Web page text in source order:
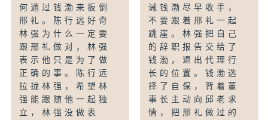
何通过钱渤来扳倒
邢礼。陈行远好奇
林强为什么一定要
跟邢礼做对，林强
表示他只是为了做
正确的事。陈行远
拉拢林强，希望林
强能跟随他一起独
立，林强没做表
诫钱渤尽早收手，
不要跟着邢礼一起
跳崖。林强把自己
的辞职报告交给了
钱渤，退出代理行
长的位置。钱渤选
择了自保，背着董
事长主动向邱老求
情，把邢礼做过的